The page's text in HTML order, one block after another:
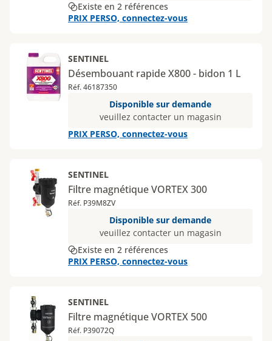
Existe en 2 références
PRIX PERSO, connectez-vous
SENTINEL
Désembouant rapide X800 - bidon 1 L
Réf. 46187350
Disponible sur demande
veuillez contacter un magasin
PRIX PERSO, connectez-vous
SENTINEL
Filtre magnétique VORTEX 300
Réf. P39M8ZV
Disponible sur demande
veuillez contacter un magasin
Existe en 2 références
PRIX PERSO, connectez-vous
SENTINEL
Filtre magnétique VORTEX 500
Réf. P39072Q